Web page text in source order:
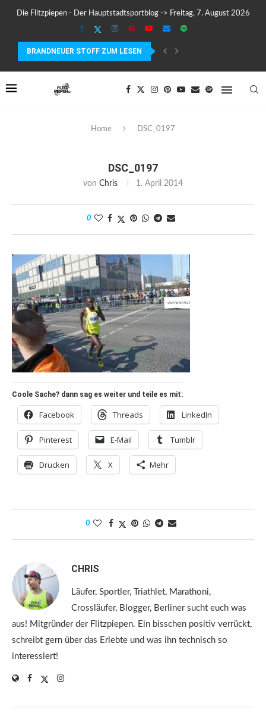
Die Flitzpiepen - Der Hauptstadtsportblog -> Freitag, 7. August 2026
BRANDNEUER STOFF ZUM LESEN
COROS PACE 4 IM TEST – LEICHT, SCHNELL...
Home DSC_0197
DSC_0197
von Chris 1. April 2014
0
Coole Sache? dann sag es weiter und teile es mit:
Facebook Threads LinkedIn
Pinterest E-Mail Tumblr
Drucken X Mehr
0
CHRIS
Läufer, Sportler, Triathlet, Marathoni,
Crossläufer, Blogger, Berliner sucht euch was
aus! Mitgründer der Flitzpiepen. Ein bisschen positiv verrückt,
schreibt gern über das Erlebte und was ihn technisch so
interessiert!